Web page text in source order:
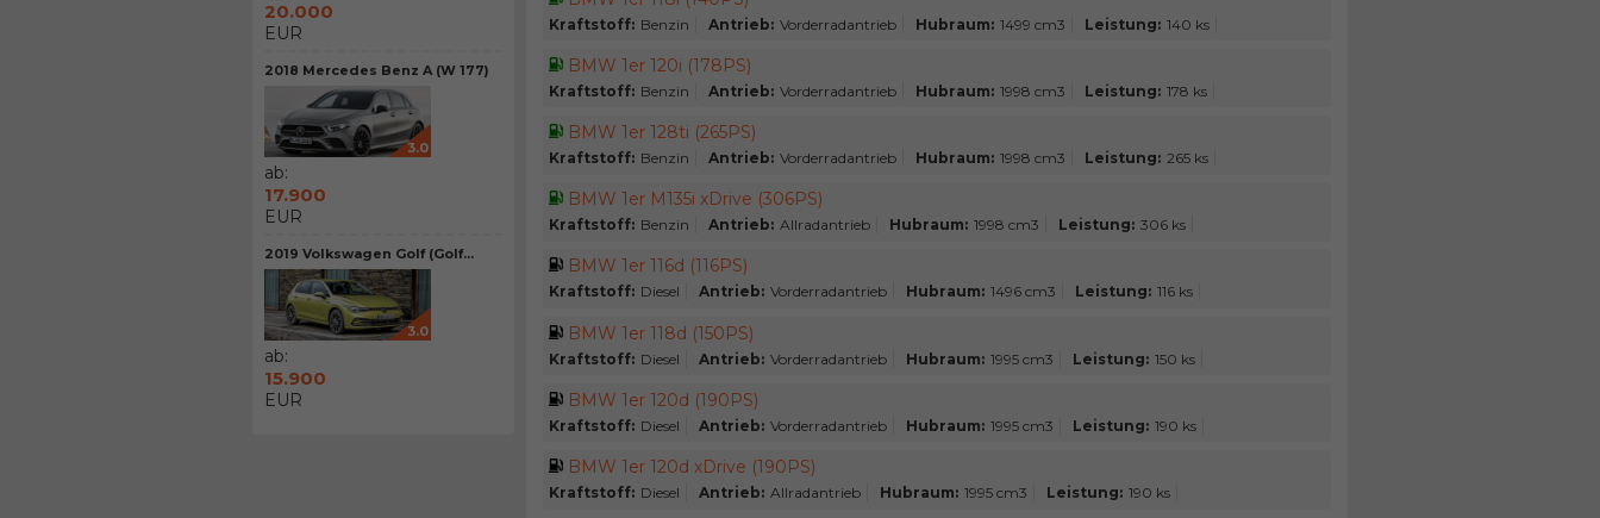
20.000
EUR
2018 Mercedes Benz A (W 177)
3.0
ab:
17.900
EUR
2019 Volkswagen Golf (Golf...
3.0
ab:
15.900
EUR
Kraftstoff: Benzin Antrieb: Vorderradantrieb Hubraum: 1499 cm3 Leistung: 140 ks
BMW 1er 120i (178PS)
Kraftstoff: Benzin Antrieb: Vorderradantrieb Hubraum: 1998 cm3 Leistung: 178 ks
BMW 1er 128ti (265PS)
Kraftstoff: Benzin Antrieb: Vorderradantrieb Hubraum: 1998 cm3 Leistung: 265 ks
BMW 1er M135i xDrive (306PS)
Kraftstoff: Benzin Antrieb: Allradantrieb Hubraum: 1998 cm3 Leistung: 306 ks
BMW 1er 116d (116PS)
Kraftstoff: Diesel Antrieb: Vorderradantrieb Hubraum: 1496 cm3 Leistung: 116 ks
BMW 1er 118d (150PS)
Kraftstoff: Diesel Antrieb: Vorderradantrieb Hubraum: 1995 cm3 Leistung: 150 ks
BMW 1er 120d (190PS)
Kraftstoff: Diesel Antrieb: Vorderradantrieb Hubraum: 1995 cm3 Leistung: 190 ks
BMW 1er 120d xDrive (190PS)
Kraftstoff: Diesel Antrieb: Allradantrieb Hubraum: 1995 cm3 Leistung: 190 ks